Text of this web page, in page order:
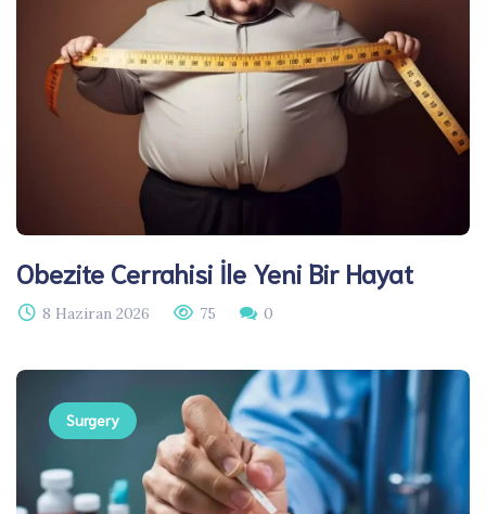
Obezite Cerrahisi İle Yeni Bir Hayat
8 Haziran 2026 75 0
Surgery